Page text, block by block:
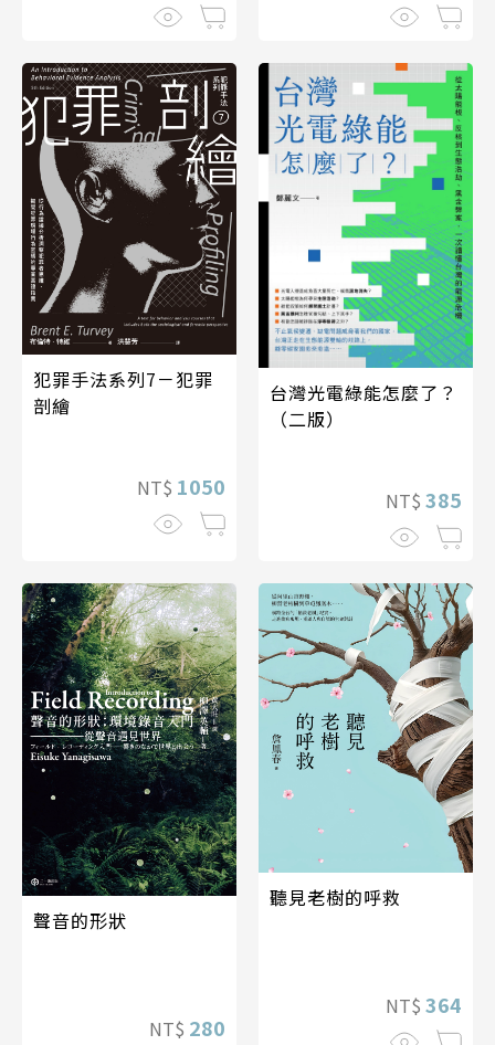
犯罪手法系列7－犯罪
剖繪
NT$ 1050
台灣光電綠能怎麼了？
（二版）
NT$ 385
聲音的形狀
NT$ 280
聽見老樹的呼救
NT$ 364